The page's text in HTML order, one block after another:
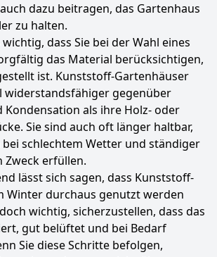
dazu beitragen, das Gartenhaus
zu halten.
dass Sie bei der Wahl eines
das Material berücksichtigen,
ist. Kunststoff-Gartenhäuser
widerstandsfähiger gegenüber
Kondensation als ihre Holz- oder
Sie sind auch oft länger haltbar,
bei schlechtem Wetter und ständiger
Zweck erfüllen.
lässt sich sagen, dass Kunststoff-
Winter durchaus genutzt werden
wichtig, sicherzustellen, dass das
gut belüftet und bei Bedarf
Sie diese Schritte befolgen,